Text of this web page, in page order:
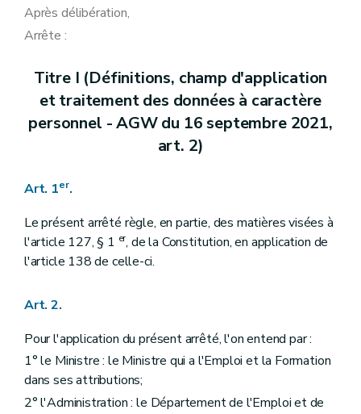
Après délibération,
Arrête :
Titre I (Définitions, champ d'application
et traitement des données à caractère
personnel - AGW du 16 septembre 2021,
art. 2)
Art. 1er.
Le présent arrêté règle, en partie, des matières visées à
l'article 127, § 1 er, de la Constitution, en application de
l'article 138 de celle-ci.
Art. 2.
Pour l'application du présent arrêté, l'on entend par :
1° le Ministre : le Ministre qui a l'Emploi et la Formation
dans ses attributions;
2° l'Administration : le Département de l'Emploi et de